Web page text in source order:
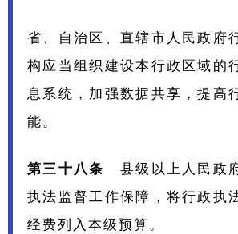
省、自治区、直辖市人民政府
构应当组织建设本行政区域的
息系统，加强数据共享，提高
能。
第三十八条
县级以上人民政
执法监督工作保障，将行政执
经费列入本级预算。